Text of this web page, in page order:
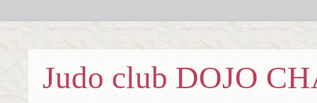
Judo club DOJO